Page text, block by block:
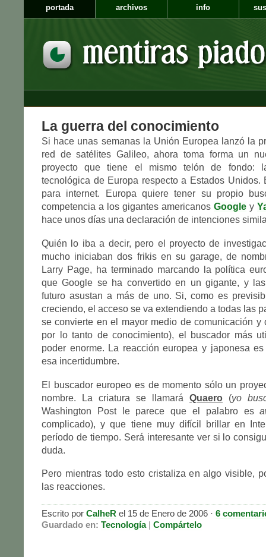
portada archivos info
La guerra del conocimiento
Si hace unas semanas la Unión Europea lanzó la
red de satélites Galileo, ahora toma forma un
proyecto que tiene el mismo telón de fondo:
tecnológica de Europa respecto a Estados Unidos.
para internet. Europa quiere tener su propio
competencia a los gigantes americanos Google y
hace unos días una declaración de intenciones
Quién lo iba a decir, pero el proyecto de
mucho iniciaban dos frikis en su garage, de
Larry Page, ha terminado marcando la política
que Google se ha convertido en un gigante, y
futuro asustan a más de uno. Si, como es
creciendo, el acceso se va extendiendo a todas las
se convierte en el mayor medio de comunicación y
por lo tanto de conocimiento), el buscador más
poder enorme. La reacción europea y japonesa
esa incertidumbre.
El buscador europeo es de momento sólo un
nombre. La criatura se llamará Quaero (yo
Washington Post le parece que el palabro es
complicado), y que tiene muy difícil brillar en
período de tiempo. Será interesante ver si lo
duda.
Pero mientras todo esto cristaliza en algo visible,
las reacciones.
Escrito por CalheR el 15 de Enero de 2006 · 6
Guardado en: Tecnología| Compártelo